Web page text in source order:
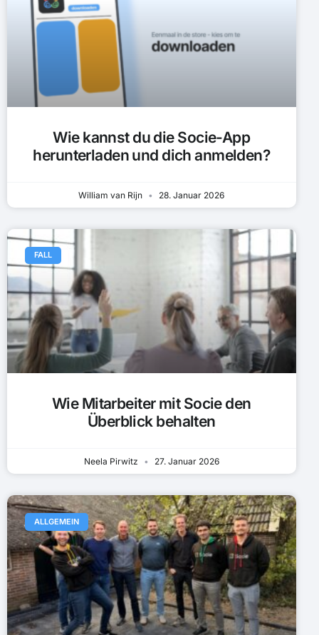
Wie kannst du die Socie-App
herunterladen und dich anmelden?
William van Rijn 28. Januar 2026
FALL
Wie Mitarbeiter mit Socie den
Überblick behalten
Neela Pirwitz 27. Januar 2026
ALLGEMEIN